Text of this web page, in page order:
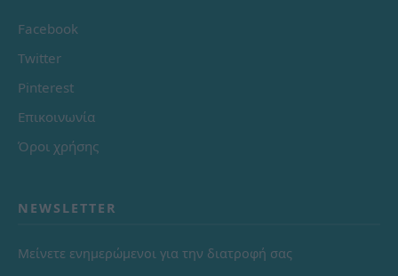
Facebook
Twitter
Pinterest
Επικοινωνία
Όροι χρήσης
NEWSLETTER
Μείνετε ενημερώμενοι για την διατροφή σας